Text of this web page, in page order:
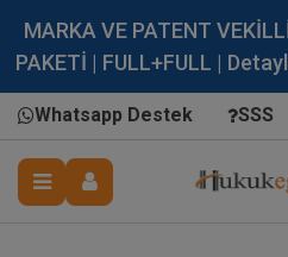
MARKA VE PATENT
PAKETİ | FULL+FULL |
Whatsapp Destek SSS